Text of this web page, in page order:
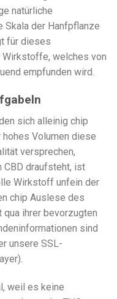
natürliche
der Hanfpflanze
für dieses
welches von
empfunden wird.
sich alleinig chip
Volumen diese
versprechen,
CBD draufsteht, ist
Wirkstoff unfein der
chip Auslese des
ihrer bevorzugten
sind
unsere SSL-
weil es keine